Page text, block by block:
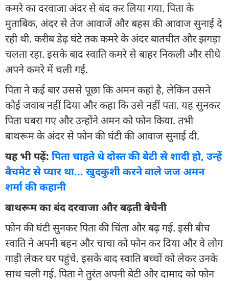
कमरे का दरवाजा अंदर से बंद कर लिया गया. पिता के
मुताबिक, अंदर से तेज आवाजें और बहस की आवाज सुनाई दे
रही थी. करीब डेढ़ घंटे तक कमरे के अंदर बातचीत और झगड़ा
चलता रहा. इसके बाद स्वाति कमरे से बाहर निकली और सीधे
अपने कमरे में चली गई.
पिता ने कई बार उससे पूछा कि अमन कहां है, लेकिन उसने
कोई जवाब नहीं दिया और कहा कि उसे नहीं पता. यह सुनकर
पिता घबरा गए और उन्होंने अमन को फोन किया. तभी
बाथरूम के अंदर से फोन की घंटी की आवाज सुनाई दी.
यह भी पढ़ें: पिता चाहते थे दोस्त की बेटी से शादी हो, उन्हें
बैचमेट से प्यार था... खुदकुशी करने वाले जज अमन
शर्मा की कहानी
बाथरूम का बंद दरवाजा और बढ़ती बेचैनी
फोन की घंटी सुनकर पिता की चिंता और बढ़ गई. इसी बीच
स्वाति ने अपनी बहन और चाचा को फोन कर दिया और वे लोग
गाड़ी लेकर घर पहुंचे. इसके बाद स्वाति बच्चों को लेकर उनके
साथ चली गई. पिता ने तुरंत अपनी बेटी और दामाद को फोन